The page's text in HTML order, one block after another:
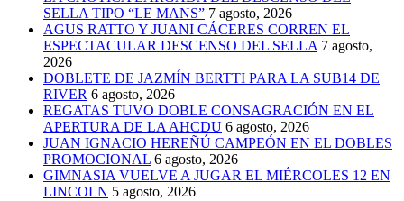
SELLA TIPO “LE MANS” 7 agosto, 2026
AGUS RATTO Y JUANI CÁCERES CORREN EL
ESPECTACULAR DESCENSO DEL SELLA 7 agosto,
2026
DOBLETE DE JAZMÍN BERTTI PARA LA SUB14 DE
RIVER 6 agosto, 2026
REGATAS TUVO DOBLE CONSAGRACIÓN EN EL
APERTURA DE LA AHCDU 6 agosto, 2026
JUAN IGNACIO HEREÑÚ CAMPEÓN EN EL DOBLES
PROMOCIONAL 6 agosto, 2026
GIMNASIA VUELVE A JUGAR EL MIÉRCOLES 12 EN
LINCOLN 5 agosto, 2026